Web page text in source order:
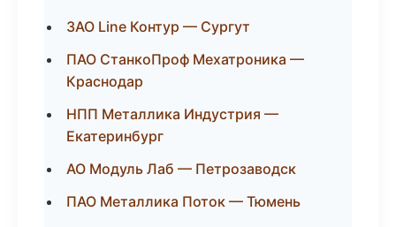
ЗАО Line Контур — Сургут
ПАО СтанкоПроф Мехатроника —
Краснодар
НПП Металлика Индустрия —
Екатеринбург
АО Модуль Лаб — Петрозаводск
ПАО Металлика Поток — Тюмень